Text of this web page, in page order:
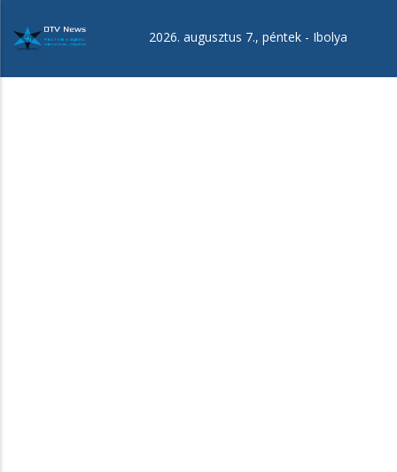
tartalomra
2026. augusztus 7., péntek - Ibolya